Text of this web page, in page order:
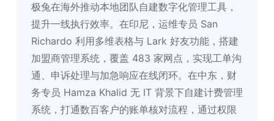
极兔在海外推动本地团队自建数字化管理工具，
提升一线执行效率。在印尼，运维专员 San
Richardo 利用多维表格与 Lark 好友功能，搭建
加盟商管理系统，覆盖 483 家网点，实现工单沟
通、申诉处理与加急响应在线闭环。在中东，财
务专员 Hamza Khalid 无 IT 背景下自建计费管理
系统，打通数百客户的账单核对流程，通过权限